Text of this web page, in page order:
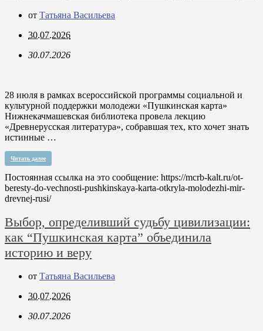
от Татьяна Васильева
30.07.2026
30.07.2026
28 июля в рамках всероссийской программы социальной и
культурной поддержки молодежи «Пушкинская карта»
Нижнекачмашевская библиотека провела лекцию
«Древнерусская литература», собравшая тех, кто хочет знать
истинные …
Читать далее
Постоянная ссылка на это сообщение: https://mcrb-kalt.ru/ot-
beresty-do-vechnosti-pushkinskaya-karta-otkryla-molodezhi-mir-
drevnej-rusi/
Выбор, определивший судьбу цивилизации:
как “Пушкинская карта” объединила
историю и веру
от Татьяна Васильева
30.07.2026
30.07.2026